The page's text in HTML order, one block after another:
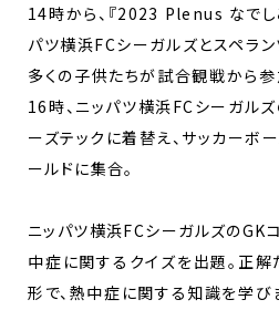
14時から、『2023 Plenus なで
パツ横浜FCシーガルズとスペラ
多くの子供たちが試合観戦から
16時、ニッパツ横浜FCシーガル
ーズテックに着替え、サッカーボ
ールドに集合。
ニッパツ横浜FCシーガルズのGK
中症に関するクイズを出題。正
形で、熱中症に関する知識を学び